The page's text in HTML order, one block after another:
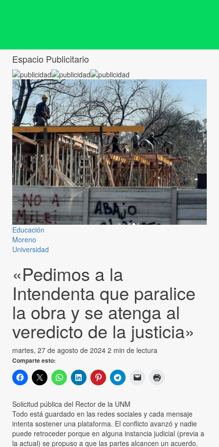
Espacio Publicitario
Educación
Moreno
Universidad
«Pedimos a la
Intendenta que paralice
la obra y se atenga al
veredicto de la justicia»
martes, 27 de agosto de 2024 2 min de lectura
Comparte esto:
Solicitud pública del Rector de la UNM
Todo está guardado en las redes sociales y cada mensaje
intenta sostener una plataforma. El conflicto avanzó y nadie
puede retroceder porque en alguna instancia judicial (previa a
la actual) se propuso a que las partes alcancen un acuerdo.